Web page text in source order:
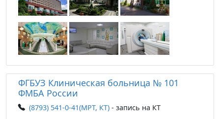
ФГБУЗ Клиническая больница № 101
ФМБА России
(8793) 541-0-41(МРТ, КТ) - запись на КТ